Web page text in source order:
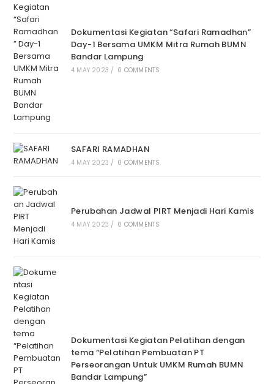
Dokumentasi Kegiatan “Safari Ramadhan”
Day-1 Bersama UMKM Mitra Rumah BUMN
Bandar Lampung
4 MAY 2023 / 0 COMMENTS
SAFARI RAMADHAN
4 MAY 2023 / 0 COMMENTS
Perubahan Jadwal PIRT Menjadi Hari Kamis
4 MAY 2023 / 0 COMMENTS
Dokumentasi Kegiatan Pelatihan dengan
tema “Pelatihan Pembuatan PT
Perseorangan Untuk UMKM Rumah BUMN
Bandar Lampung”